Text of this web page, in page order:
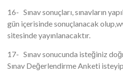
16- Sınav sonuçları, sınavların
gün içerisinde sonuçlanacak
sitesinde yayınlanacaktır.
17- Sınav sonucunda isteğiniz
Sınav Değerlendirme Anketi